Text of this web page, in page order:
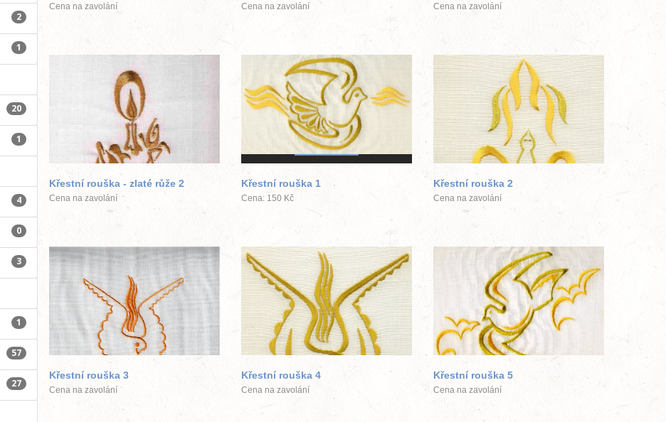
2
1
20
1
4
0
3
1
57
27
Cena na zavolání Cena na zavolání Cena na zavolání
větší obrázek
Křestní rouška - zlaté růže 2
Cena na zavolání
větší obrázek
Křestní rouška 1
Cena: 150 Kč
větší obrázek
Křestní rouška 2
Cena na zavolání
větší obrázek
Křestní rouška 3
Cena na zavolání
větší obrázek
Křestní rouška 4
Cena na zavolání
větší obrázek
Křestní rouška 5
Cena na zavolání